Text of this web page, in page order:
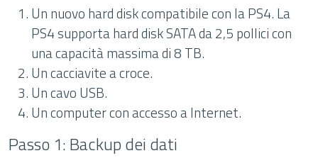
Un nuovo hard disk compatibile con la PS4. La
PS4 supporta hard disk SATA da 2,5 pollici con
una capacità massima di 8 TB.
Un cacciavite a croce.
Un cavo USB.
Un computer con accesso a Internet.
Passo 1: Backup dei dati